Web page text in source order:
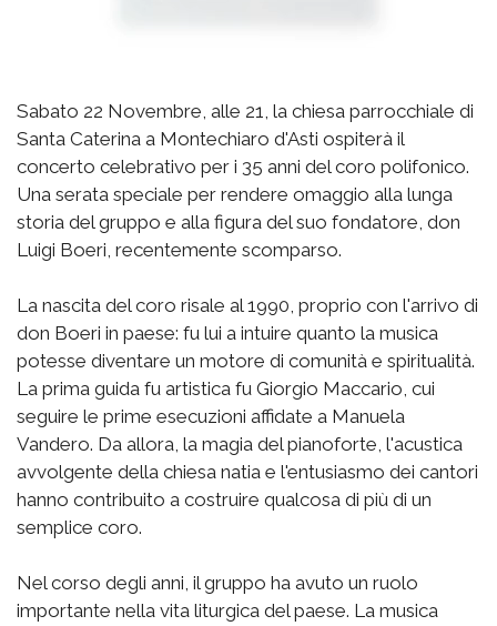
Sabato 22 Novembre, alle 21, la chiesa parrocchiale di
Santa Caterina a Montechiaro d'Asti ospiterà il
concerto celebrativo per i 35 anni del coro polifonico.
Una serata speciale per rendere omaggio alla lunga
storia del gruppo e alla figura del suo fondatore, don
Luigi Boeri, recentemente scomparso.
La nascita del coro risale al 1990, proprio con l'arrivo di
don Boeri in paese: fu lui a intuire quanto la musica
potesse diventare un motore di comunità e spiritualità.
La prima guida fu artistica fu Giorgio Maccario, cui
seguire le prime esecuzioni affidate a Manuela
Vandero. Da allora, la magia del pianoforte, l'acustica
avvolgente della chiesa natia e l'entusiasmo dei cantori
hanno contribuito a costruire qualcosa di più di un
semplice coro.
Nel corso degli anni, il gruppo ha avuto un ruolo
importante nella vita liturgica del paese. La musica